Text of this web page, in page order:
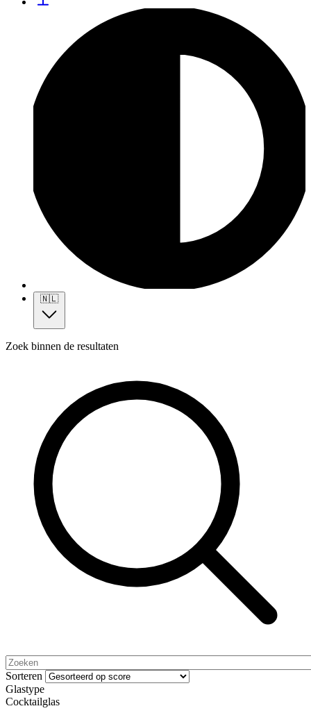
🇳🇱
Zoek binnen de resultaten
Sorteren
Glastype
Cocktailglas